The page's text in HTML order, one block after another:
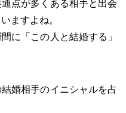
点が多くある相手と出会
ますよね。
に「この人と結婚する」
婚相手のイニシャルを占